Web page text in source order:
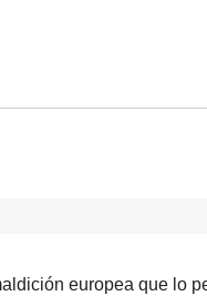
europea que lo